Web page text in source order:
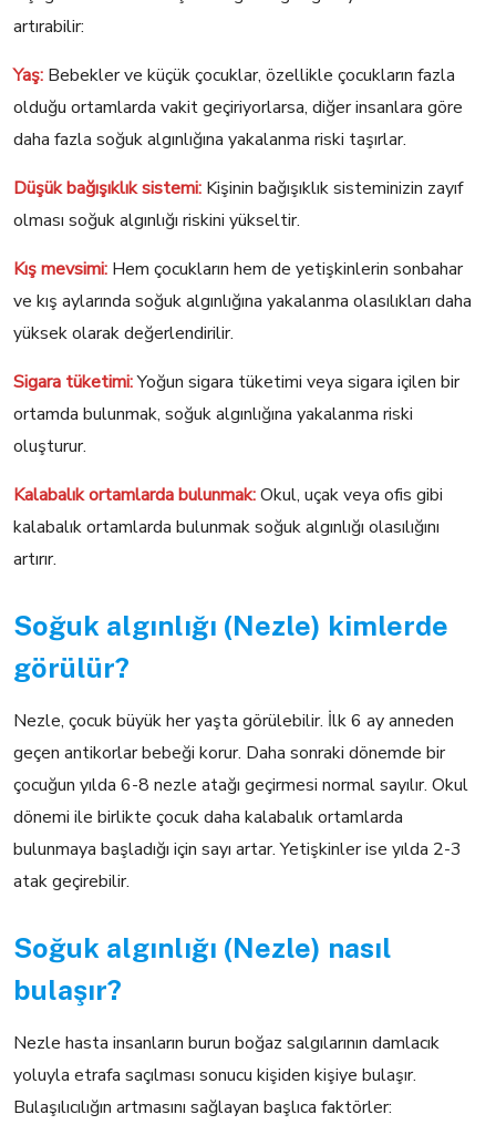
artırabilir:
Yaş: Bebekler ve küçük çocuklar, özellikle çocukların fazla
olduğu ortamlarda vakit geçiriyorlarsa, diğer insanlara göre
daha fazla soğuk algınlığına yakalanma riski taşırlar.
Düşük bağışıklık sistemi: Kişinin bağışıklık sisteminizin zayıf
olması soğuk algınlığı riskini yükseltir.
Kış mevsimi: Hem çocukların hem de yetişkinlerin sonbahar
ve kış aylarında soğuk algınlığına yakalanma olasılıkları daha
yüksek olarak değerlendirilir.
Sigara tüketimi:Yoğun sigara tüketimi veya sigara içilen bir
ortamda bulunmak, soğuk algınlığına yakalanma riski
oluşturur.
Kalabalık ortamlarda bulunmak:Okul, uçak veya ofis gibi
kalabalık ortamlarda bulunmak soğuk algınlığı olasılığını
artırır.
Soğuk algınlığı (Nezle) kimlerde
görülür?
Nezle, çocuk büyük her yaşta görülebilir. İlk 6 ay anneden
geçen antikorlar bebeği korur. Daha sonraki dönemde bir
çocuğun yılda 6-8 nezle atağı geçirmesi normal sayılır. Okul
dönemi ile birlikte çocuk daha kalabalık ortamlarda
bulunmaya başladığı için sayı artar. Yetişkinler ise yılda 2-3
atak geçirebilir.
Soğuk algınlığı (Nezle) nasıl
bulaşır?
Nezle hasta insanların burun boğaz salgılarının damlacık
yoluyla etrafa saçılması sonucu kişiden kişiye bulaşır.
Bulaşılıcılığın artmasını sağlayan başlıca faktörler: